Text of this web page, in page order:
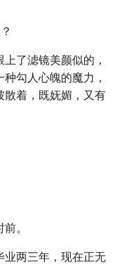
了滤镜美颜似的，
勾人心魄的魔力，
散着，既妩媚，又有
。
业两三年，现在正无